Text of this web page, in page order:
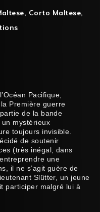
, Corto Maltese,
Pacifique,
Première guerre
de la bande
mystérieux
toujours invisible.
de soutenir
(très inégal, dans
une
il ne s’agit guère de
Slütter, un jeune
participer malgré lui à